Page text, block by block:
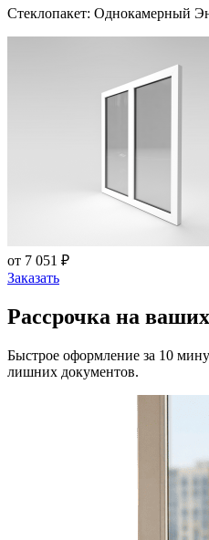
Стеклопакет: Однокамерный
от 7 051 ₽
Заказать
Рассрочка на
Быстрое оформление за 10
лишних документов.